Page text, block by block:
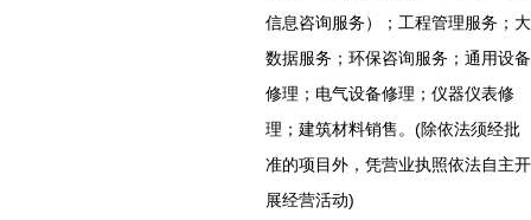
信息咨询服务）；工程管理服务；大
数据服务；环保咨询服务；通用设备
修理；电气设备修理；仪器仪表修
理；建筑材料销售。(除依法须经批
准的项目外，凭营业执照依法自主开
展经营活动)